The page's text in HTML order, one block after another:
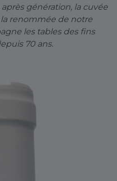
génération, la cuvée
renommée de notre
les tables des fins
70 ans.